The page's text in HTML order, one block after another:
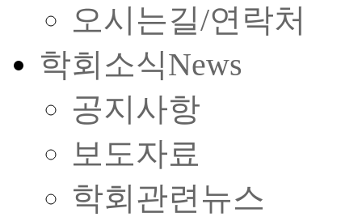
오시는길/연락처
학회소식News
공지사항
보도자료
학회관련뉴스